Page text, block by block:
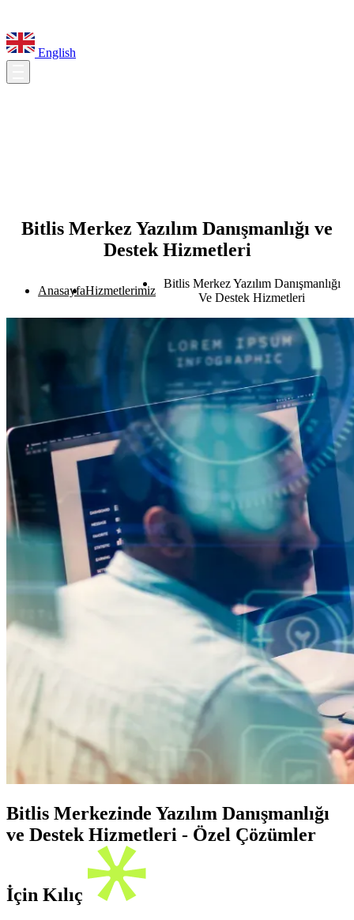
English
Bitlis Merkez Yazılım Danışmanlığı ve
Destek Hizmetleri
AnasayfaHizmetlerimiz
Bitlis Merkez Yazılım Danışmanlığı
Ve Destek Hizmetleri
Bitlis Merkezinde Yazılım Danışmanlığı
ve Destek Hizmetleri - Özel Çözümler
İçin Kılıç